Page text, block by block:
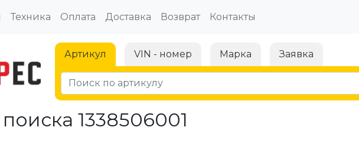
Техника Оплата Доставка Возврат Контакты
Артикул VIN - номер Марка Заявка
1338506001